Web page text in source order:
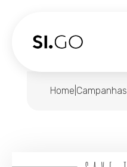
Home Campanhas